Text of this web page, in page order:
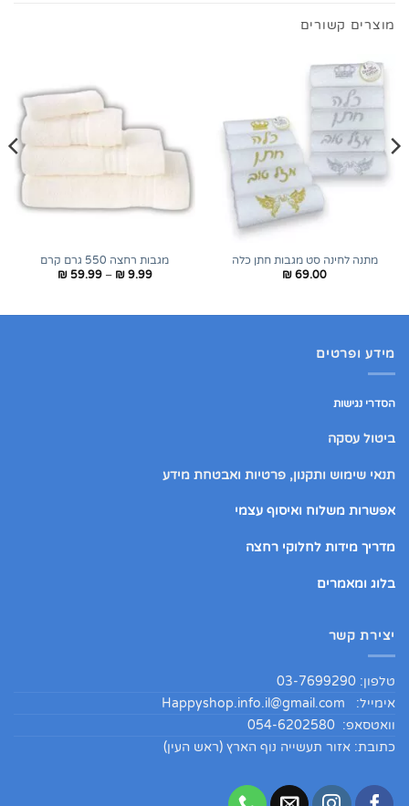
מוצרים קשורים
מתנה לחינה סט מגבות חתן כלה
₪ 69.00
מגבות רחצה 550 גרם קרם
₪9.99
–
₪59.99
⁦₪ 59.99⁩
מידע ופרטים
הסדרי נגישות
ביטול עסקה
תנאי שימוש ותקנון, פרטיות ואבטחת מידע
אפשרות משלוח ואיסוף עצמי
מדריך מידות לחלוקי רחצה
בלוג ומאמרים
יצירת קשר
טלפון: 03-7699290
אימייל: Happyshop.info.il@gmail.com
וואטסאפ: 054-6202580
כתובת: אזור תעשייה נוף הארץ (ראש העין)